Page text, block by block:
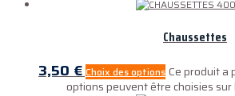
Chaussettes
3,50€ Choix des options Ce produit a
options peuvent être choisies